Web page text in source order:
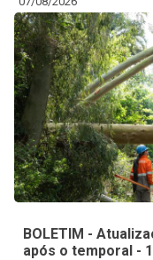
BOLETIM -
após o temporal -